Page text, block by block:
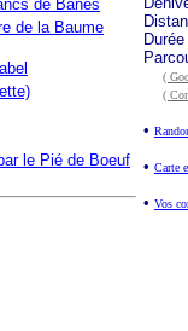
de Banes
de la Baume
le Pié de Boeuf
(
(
•
• Carte
• Vos